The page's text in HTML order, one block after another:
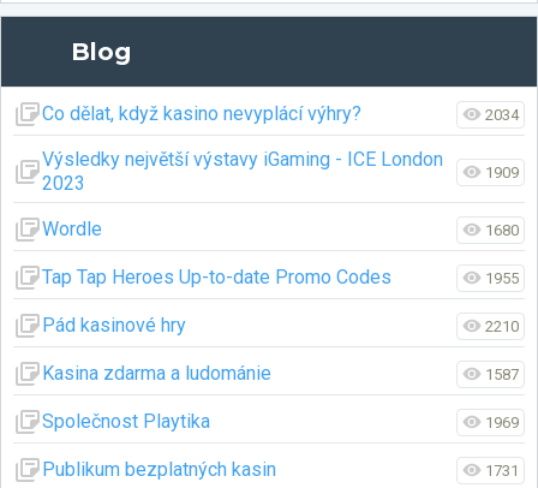
Blog
Co dělat, když kasino nevyplácí výhry? 2034
Výsledky největší výstavy iGaming - ICE London
2023
1909
Wordle 1680
Tap Tap Heroes Up-to-date Promo Codes 1955
Pád kasinové hry 2210
Kasina zdarma a ludománie 1587
Společnost Playtika 1969
Publikum bezplatných kasin 1731